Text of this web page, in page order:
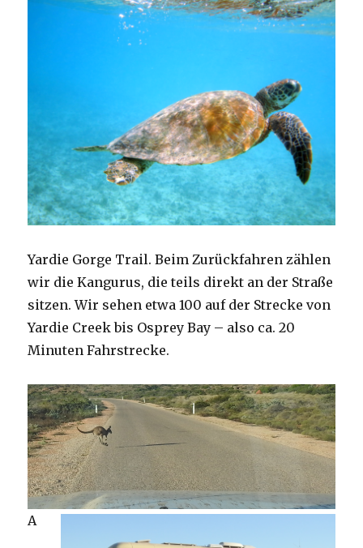
Yardie Gorge Trail. Beim Zurückfahren zählen
wir die Kangurus, die teils direkt an der Straße
sitzen. Wir sehen etwa 100 auf der Strecke von
Yardie Creek bis Osprey Bay – also ca. 20
Minuten Fahrstrecke.
A